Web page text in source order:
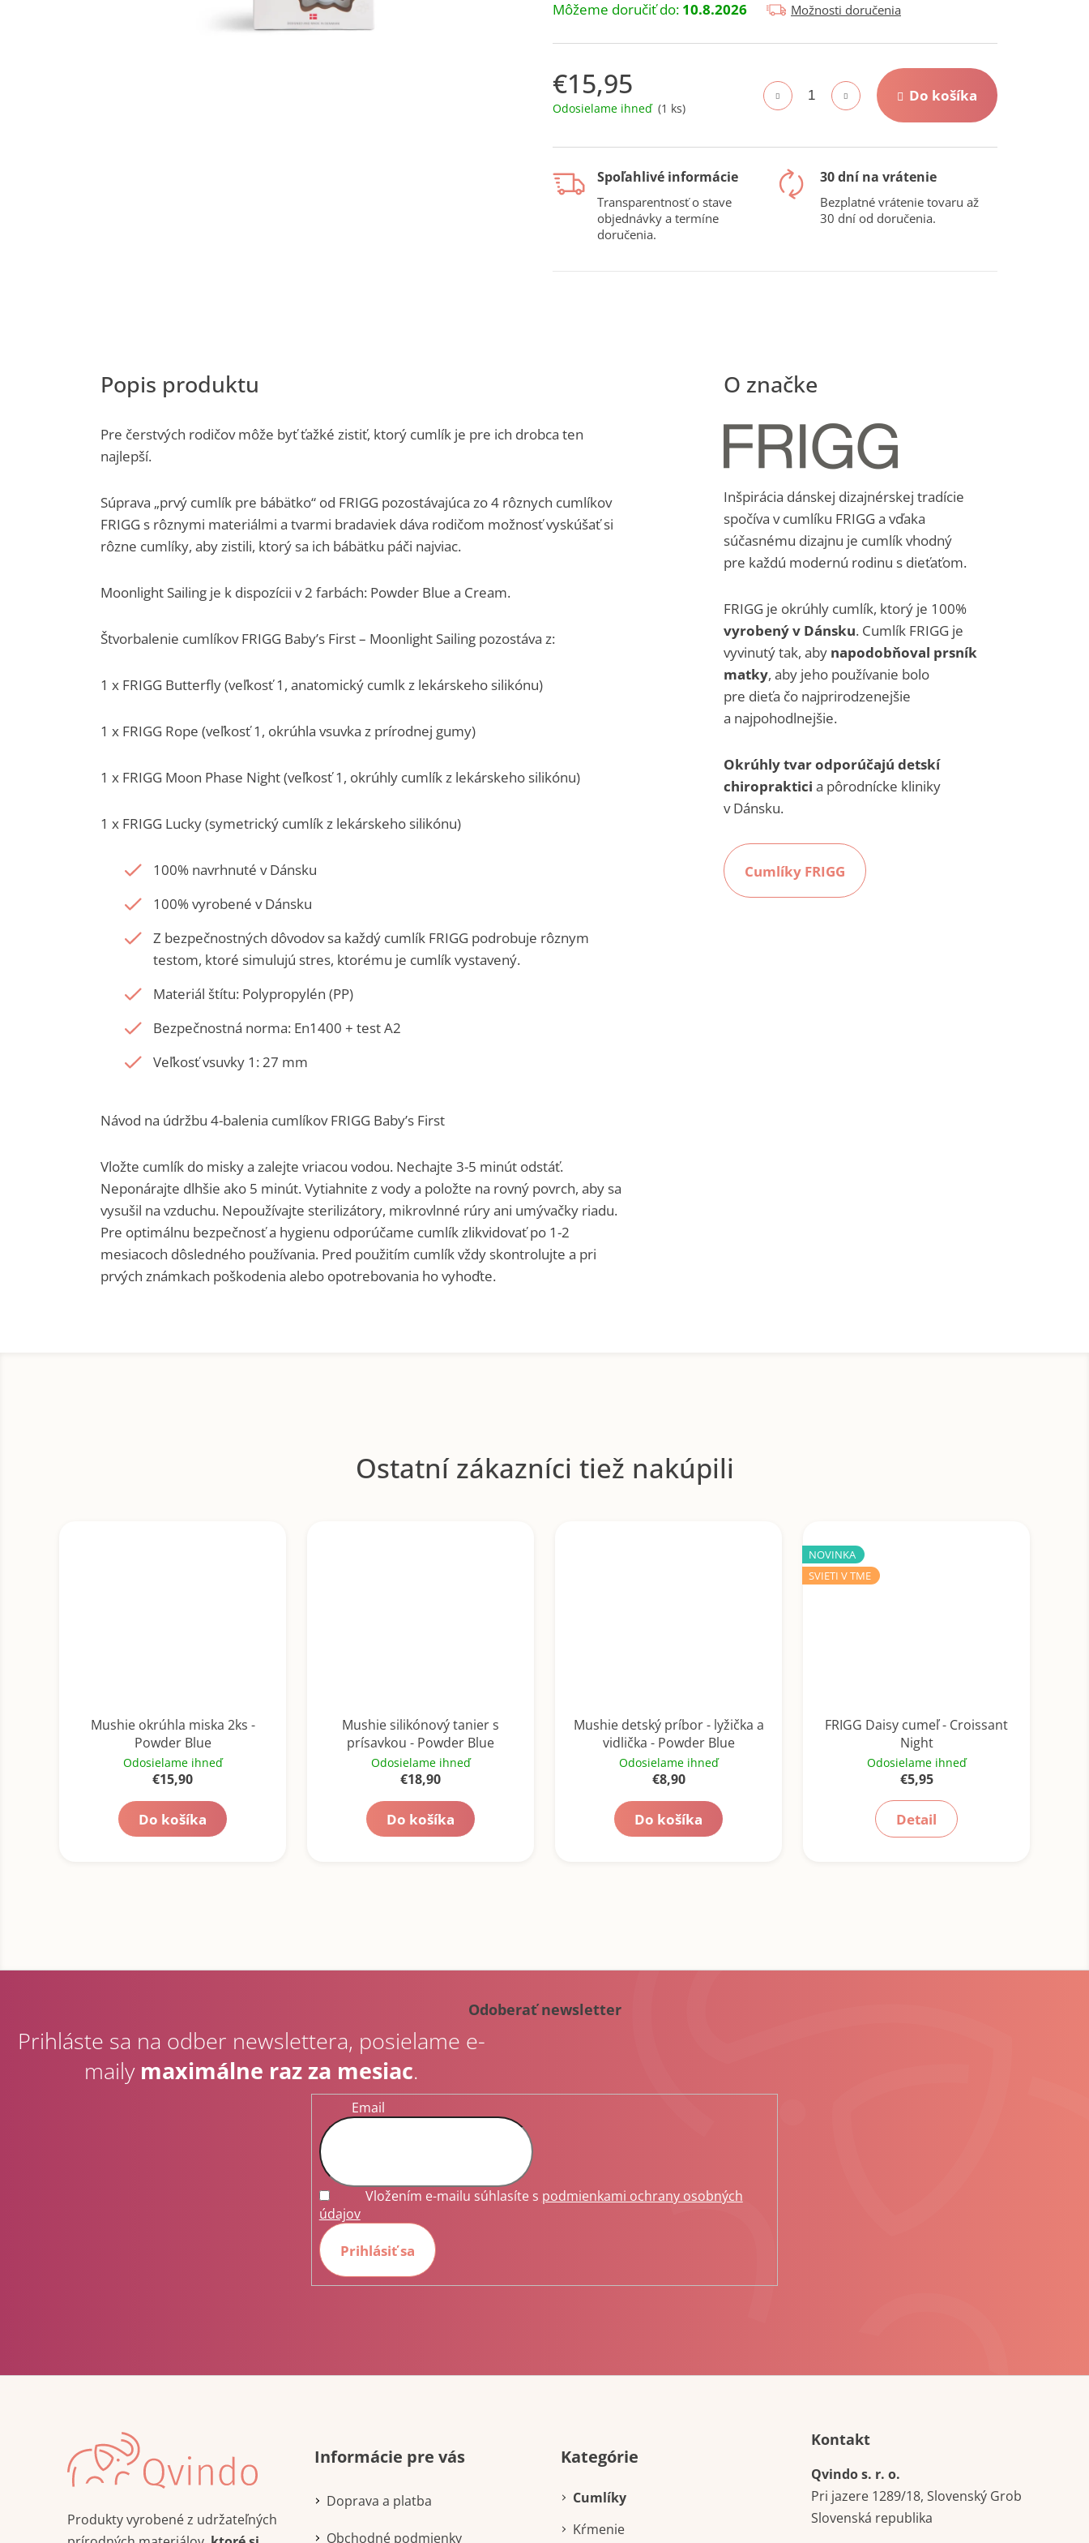
Môžeme doručiť do: 10.8.2026 Možnosti doručenia
Odosielame ihneď (1 ks)
€15,95
Jednotková
Do košíka
Spoľahlivé informácie
Transparentnosť o stave
objednávky a termíne
doručenia.
30 dní na vrátenie
Bezplatné vrátenie tovaru až
30 dní od doručenia.
Pre čerstvých rodičov môže byť ťažké zistiť, ktorý cumlík je pre ich drobca ten
najlepší.
Súprava „prvý cumlík pre bábätko“ od FRIGG pozostávajúca zo 4 rôznych cumlíkov
FRIGG s rôznymi materiálmi a tvarmi bradaviek dáva rodičom možnosť vyskúšať si
rôzne cumlíky, aby zistili, ktorý sa ich bábätku páči najviac.
Moonlight Sailing je k dispozícii v 2 farbách: Powder Blue a Cream.
Štvorbalenie cumlíkov FRIGG ​​Baby’s First – Moonlight Sailing pozostáva z:
1 x FRIGG Butterfly (veľkosť 1, anatomický cumlk z lekárskeho silikónu)
1 x FRIGG Rope (veľkosť 1, okrúhla vsuvka z prírodnej gumy)
1 x FRIGG Moon Phase Night (veľkosť 1, okrúhly cumlík z lekárskeho silikónu)
1 x FRIGG Lucky (symetrický cumlík z lekárskeho silikónu)
100% navrhnuté v Dánsku
100% vyrobené v Dánsku
Z bezpečnostných dôvodov sa každý cumlík FRIGG podrobuje rôznym
testom, ktoré simulujú stres, ktorému je cumlík vystavený.
Materiál štítu: Polypropylén (PP)
Bezpečnostná norma: En1400 + test A2
Veľkosť vsuvky 1: 27 mm
Návod na údržbu 4-balenia cumlíkov FRIGG ​​Baby’s First
Vložte cumlík do misky a zalejte vriacou vodou. Nechajte 3-5 minút odstáť.
Neponárajte dlhšie ako 5 minút. Vytiahnite z vody a položte na rovný povrch, aby sa
vysušil na vzduchu. Nepoužívajte sterilizátory, mikrovlnné rúry ani umývačky riadu.
Pre optimálnu bezpečnosť a hygienu odporúčame cumlík zlikvidovať po 1-2
mesiacoch dôsledného používania. Pred použitím cumlík vždy skontrolujte a pri
prvých známkach poškodenia alebo opotrebovania ho vyhoďte.
Inšpirácia dánskej dizajnérskej tradície
spočíva v cumlíku FRIGG a vďaka
súčasnému dizajnu je cumlík vhodný
pre každú modernú rodinu s dieťaťom.
FRIGG je okrúhly cumlík, ktorý je 100%
vyrobený v Dánsku. Cumlík FRIGG je
vyvinutý tak, aby napodobňoval prsník
matky, aby jeho používanie bolo
pre dieťa čo najprirodzenejšie
a najpohodlnejšie.
Okrúhly tvar odporúčajú detskí
chiropraktici a pôrodnícke kliniky
v Dánsku.
Cumlíky FRIGG
Mushie okrúhla miska 2ks -
Powder Blue
Odosielame ihneď
€15,90
Do košíka
Mushie silikónový tanier s
prísavkou - Powder Blue
Odosielame ihneď
€18,90
Do košíka
Mushie detský príbor - lyžička a
vidlička - Powder Blue
Odosielame ihneď
€8,90
Do košíka
NOVINKA
SVIETI V TME
FRIGG Daisy cumeľ - Croissant
Night
Odosielame ihneď
€5,95
Detail
Z
Odoberať newsletter
Prihláste sa na odber newslettera, posielame e-
maily maximálne raz za mesiac.
Email
Vložením e-mailu súhlasíte s podmienkami ochrany osobných
údajov
Prihlásiť sa
Produkty vyrobené z udržateľných
Informácie pre vás
Doprava a platba
Obchodné podmienky
kategórie
Kategórie
Cumlíky
Kŕmenie
Kontakt
Qvindo s. r. o.
Pri jazere 1289/18, Slovenský Grob
Slovenská republika